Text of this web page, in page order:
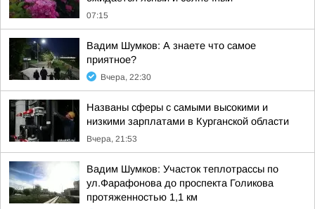
07:15
Вадим Шумков: А знаете что самое
приятное?
Вчера, 22:30
Названы сферы с самыми высокими и
низкими зарплатами в Курганской области
Вчера, 21:53
Вадим Шумков: Участок теплотрассы по
ул.Фарафонова до проспекта Голикова
протяженностью 1,1 км